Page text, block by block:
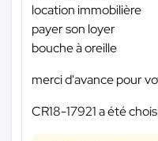
location immobilière
payer son loyer
bouche à oreille
merci d'avance pour
CR18-17921 a été